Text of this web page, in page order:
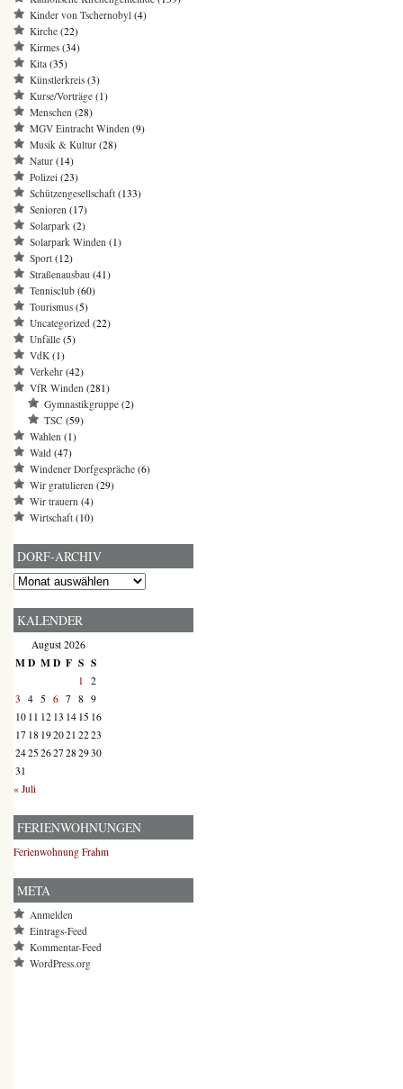
Kinder von Tschernobyl (4)
Kirche (22)
Kirmes (34)
Kita (35)
Künstlerkreis (3)
Kurse/Vorträge (1)
Menschen (28)
MGV Eintracht Winden (9)
Musik & Kultur (28)
Natur (14)
Polizei (23)
Schützengesellschaft (133)
Senioren (17)
Solarpark (2)
Solarpark Winden (1)
Sport (12)
Straßenausbau (41)
Tennisclub (60)
Tourismus (5)
Uncategorized (22)
Unfälle (5)
VdK (1)
Verkehr (42)
VfR Winden (281)
Gymnastikgruppe (2)
TSC (59)
Wahlen (1)
Wald (47)
Windener Dorfgespräche (6)
Wir gratulieren (29)
Wir trauern (4)
Wirtschaft (10)
DORF-ARCHIV
Dorf-
KALENDER
August 2026
MD MD F S S
1 2
3 4 5 6 7 8 9
10 11 12 13 14 15 16
17 18 192021 2223
2425 2627 28 2930
31
« Juli
FERIENWOHNUNGEN
Ferienwohnung Frahm
META
Anmelden
Eintrags-Feed
Kommentar-Feed
WordPress.org